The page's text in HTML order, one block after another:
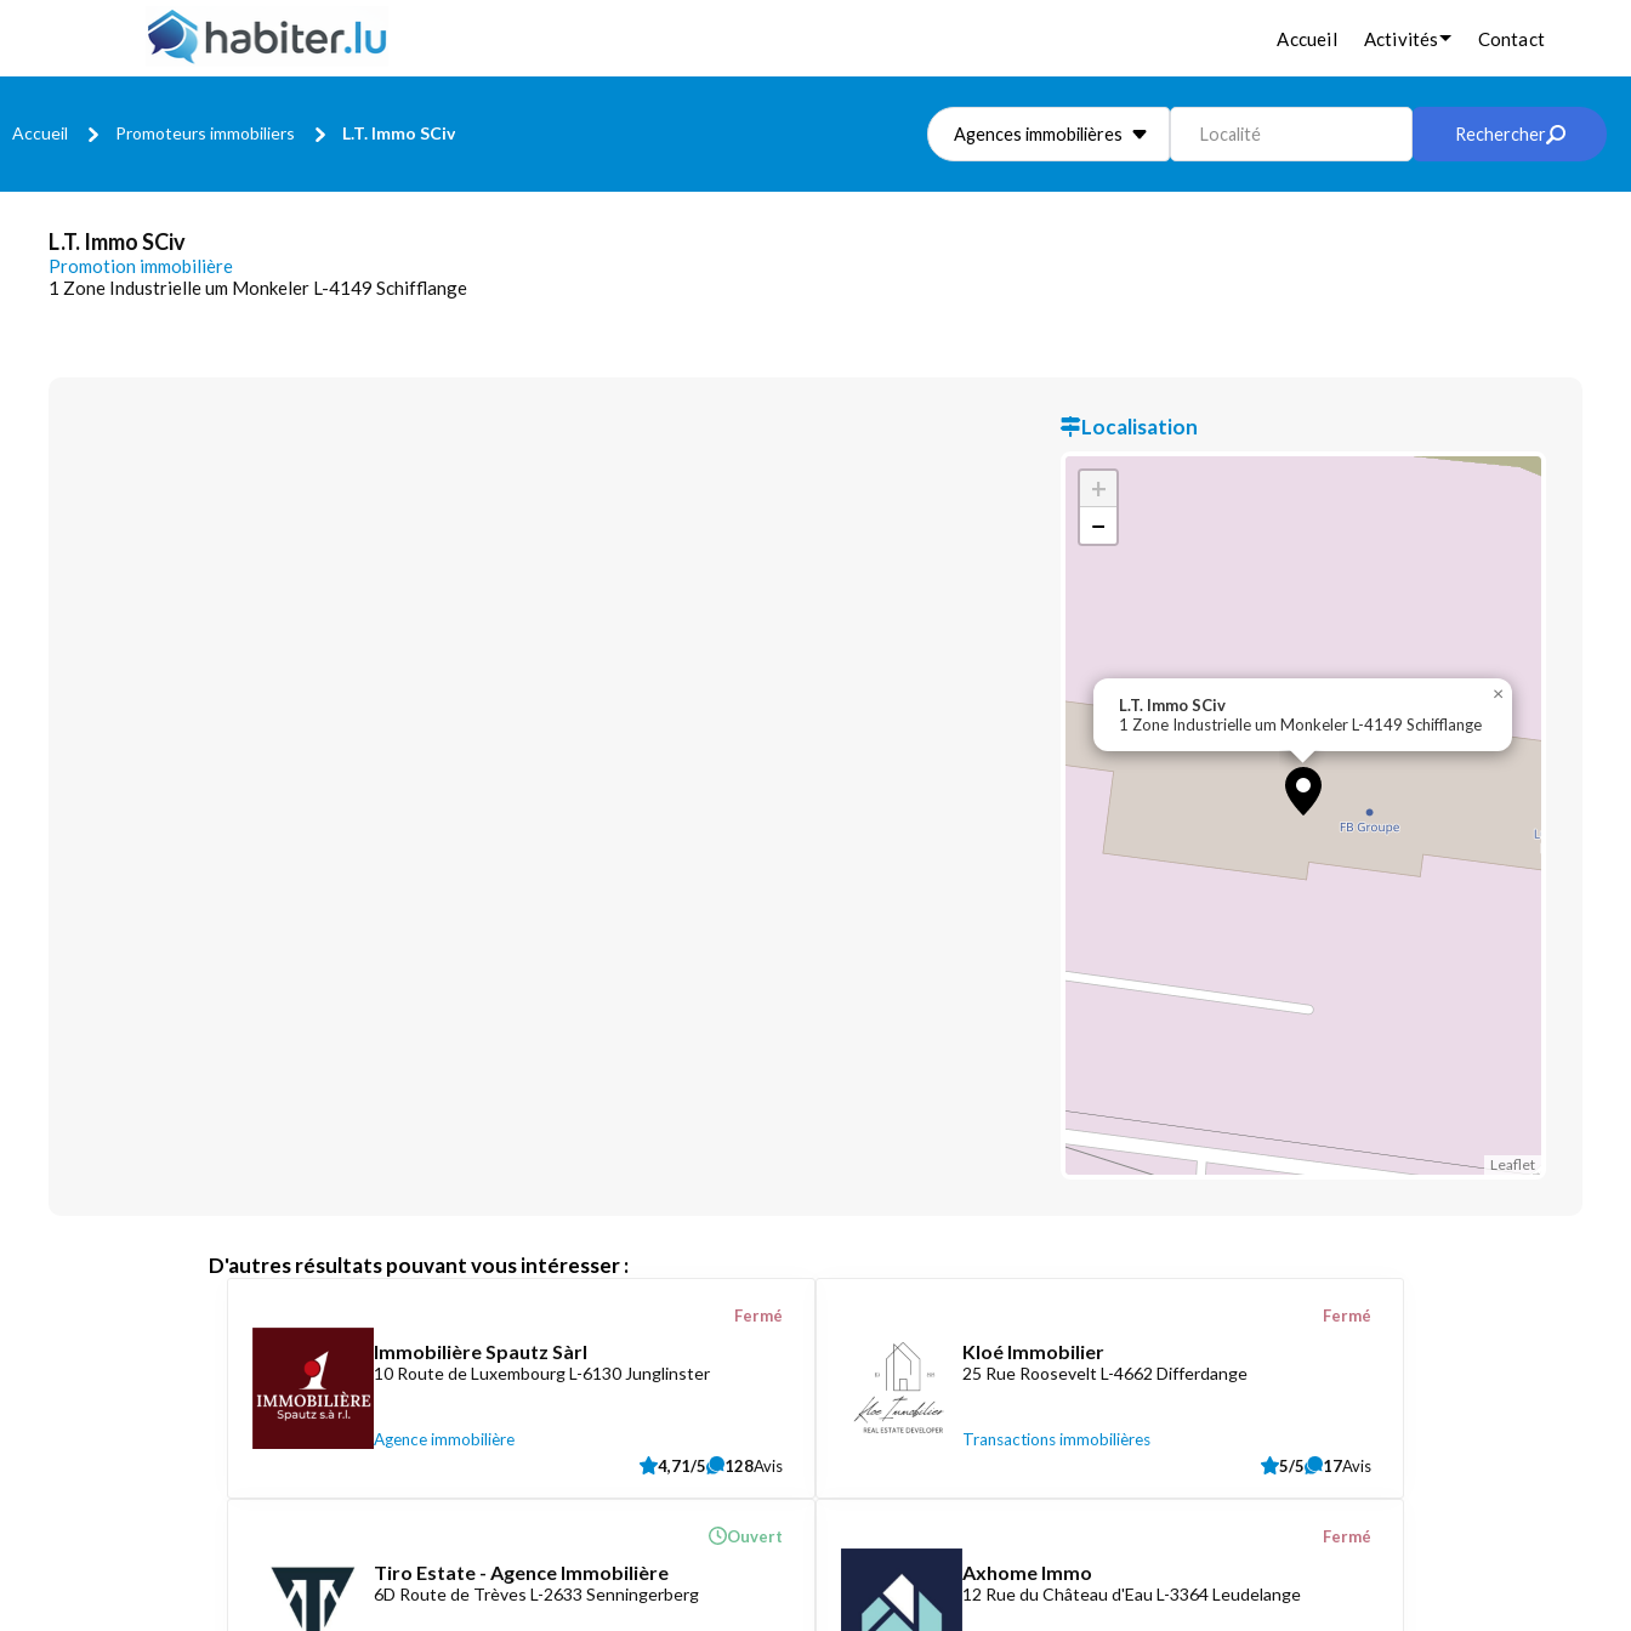
Accueil Activités Contact
Accueil Promoteurs immobiliers L.T. Immo SCiv Agences immobilières Localité Rechercher
L.T. Immo SCiv
Promotion immobilière
1 Zone Industrielle um Monkeler L-4149 Schifflange
Localisation
L.T. Immo SCiv
1 Zone Industrielle um Monkeler L-4149 Schifflange
×
+
−
Leaflet
D'autres résultats pouvant vous intéresser :
Immobilière Spautz Sàrl
10 Route de Luxembourg L-6130 Junglinster
Agence immobilière
Fermé
4,71/5 128Avis
Kloé Immobilier
25 Rue Roosevelt L-4662 Differdange
Transactions immobilières
Fermé
5/5 17Avis
Tiro Estate - Agence Immobilière
6D Route de Trèves L-2633 Senningerberg
Ouvert
Axhome Immo
12 Rue du Château d'Eau L-3364 Leudelange
Fermé